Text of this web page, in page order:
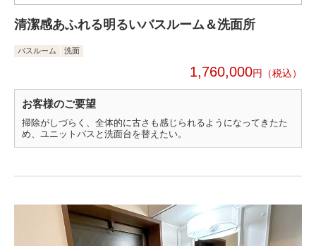
清潔感あふれる明るいバスルーム＆洗面所
バスルーム 洗面
1,760,000円
お客様のご要望
掃除がしづらく、全体的に古さも感じられるようになってきたた
め、ユニットバスと洗面台を替えたい。